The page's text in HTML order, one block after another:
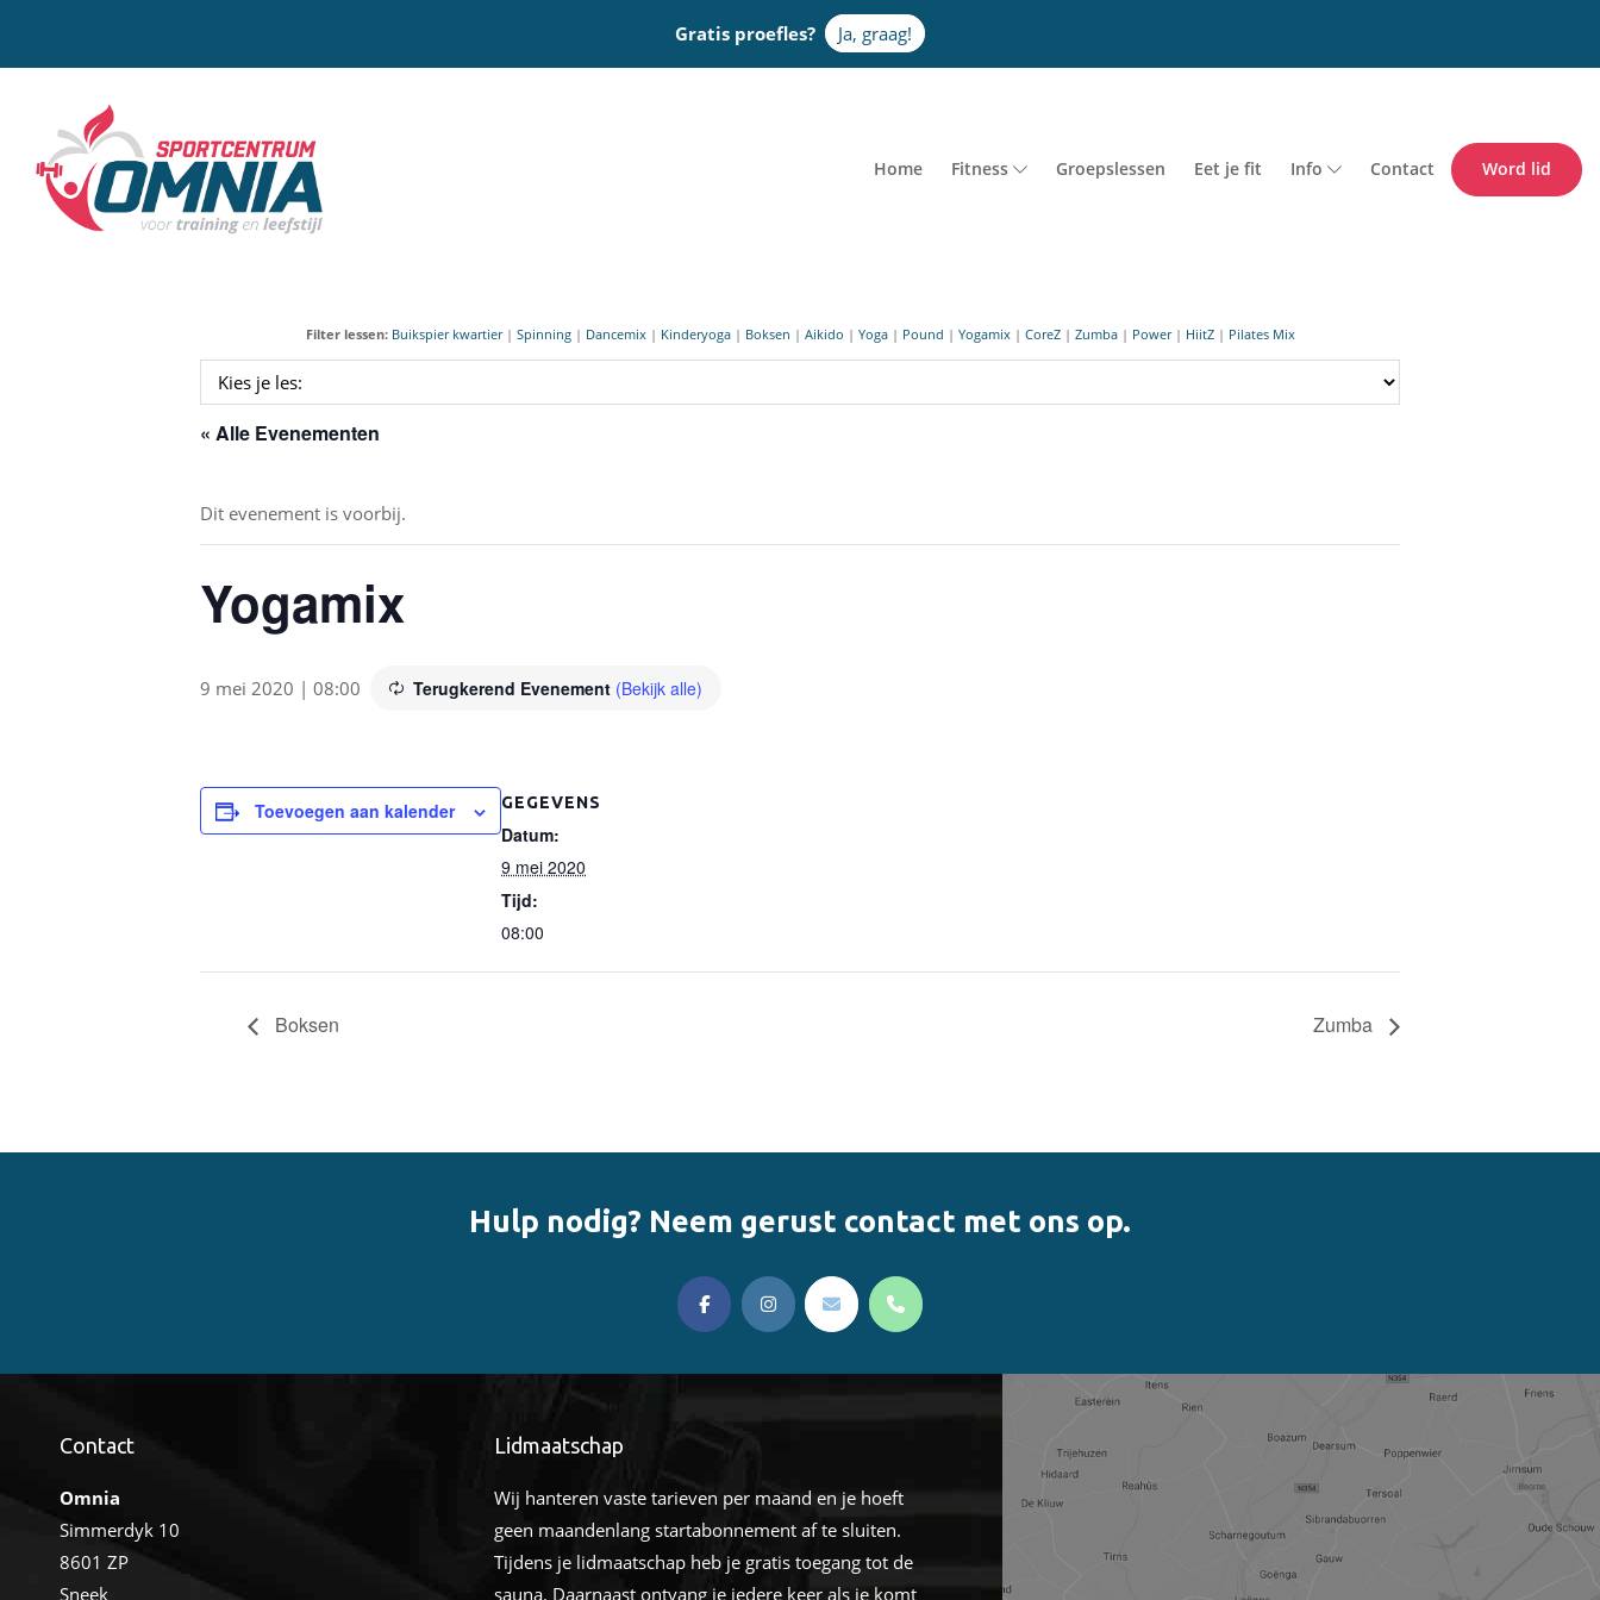
hoofd
inhoud
Gratis proefles? Ja, graag!
Home Fitness Groepslessen Eet je fit Info Contact Word lid
Filter lessen: Buikspier kwartier| Spinning| Dancemix| Kinderyoga| Boksen | Aikido | Yoga| Pound | Yogamix| CoreZ| Zumba| Power| HiitZ| Pilates Mix
« Alle Evenementen
Dit evenement is voorbij.
Yogamix
9 mei 2020 | 08:00 Terugkerend Evenement (Bekijk alle)
Toevoegen aan kalender GEGEVENS
Datum:
9 mei 2020
Tijd:
08:00
Boksen Zumba
Hulp nodig? Neem gerust contact met ons op.
Contact
Omnia
Simmerdyk 10
8601 ZP
Sneek
Lidmaatschap
Wij hanteren vaste tarieven per maand en je hoeft
geen maandenlang startabonnement af te sluiten.
Tijdens je lidmaatschap heb je gratis toegang tot de
sauna. Daarnaast ontvang je iedere keer als je komt